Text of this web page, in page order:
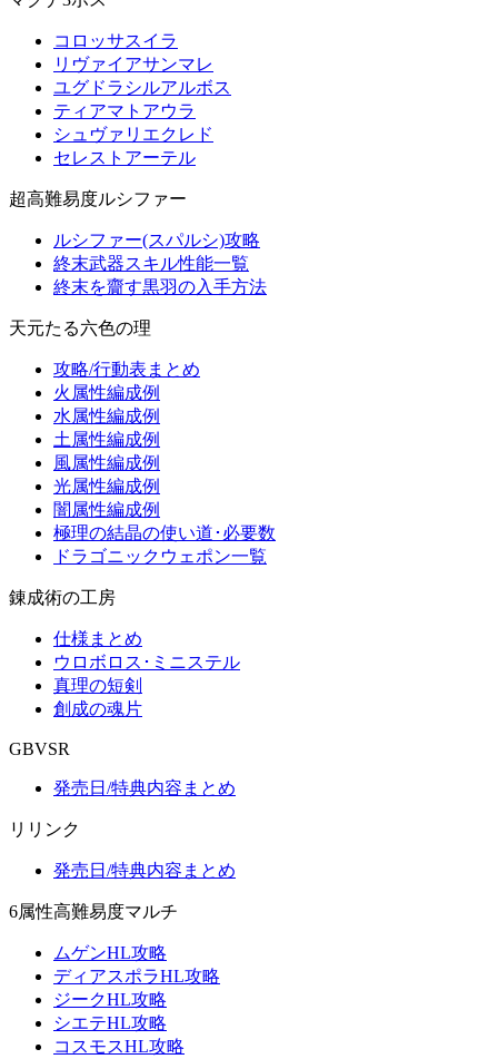
コロッサスイラ
リヴァイアサンマレ
ユグドラシルアルボス
ティアマトアウラ
シュヴァリエクレド
セレストアーテル
超高難易度ルシファー
ルシファー(スパルシ)攻略
終末武器スキル性能一覧
終末を齎す黒羽の入手方法
天元たる六色の理
攻略/行動表まとめ
火属性編成例
水属性編成例
土属性編成例
風属性編成例
光属性編成例
闇属性編成例
極理の結晶の使い道･必要数
ドラゴニックウェポン一覧
錬成術の工房
仕様まとめ
ウロボロス･ミニステル
真理の短剣
創成の魂片
GBVSR
発売日/特典内容まとめ
リリンク
発売日/特典内容まとめ
6属性高難易度マルチ
ムゲンHL攻略
ディアスポラHL攻略
ジークHL攻略
シエテHL攻略
コスモスHL攻略